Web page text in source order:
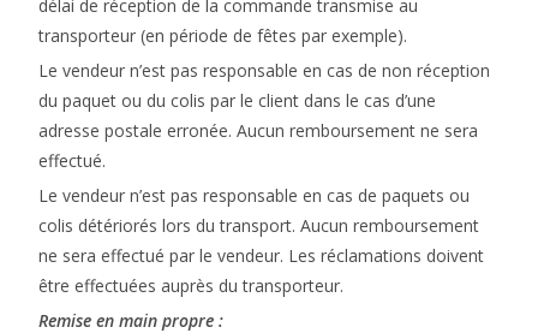
délai de réception de la commande transmise au
transporteur (en période de fêtes par exemple).
Le vendeur n’est pas responsable en cas de non réception
du paquet ou du colis par le client dans le cas d’une
adresse postale erronée. Aucun remboursement ne sera
effectué.
Le vendeur n’est pas responsable en cas de paquets ou
colis détériorés lors du transport. Aucun remboursement
ne sera effectué par le vendeur. Les réclamations doivent
être effectuées auprès du transporteur.
Remise en main propre :